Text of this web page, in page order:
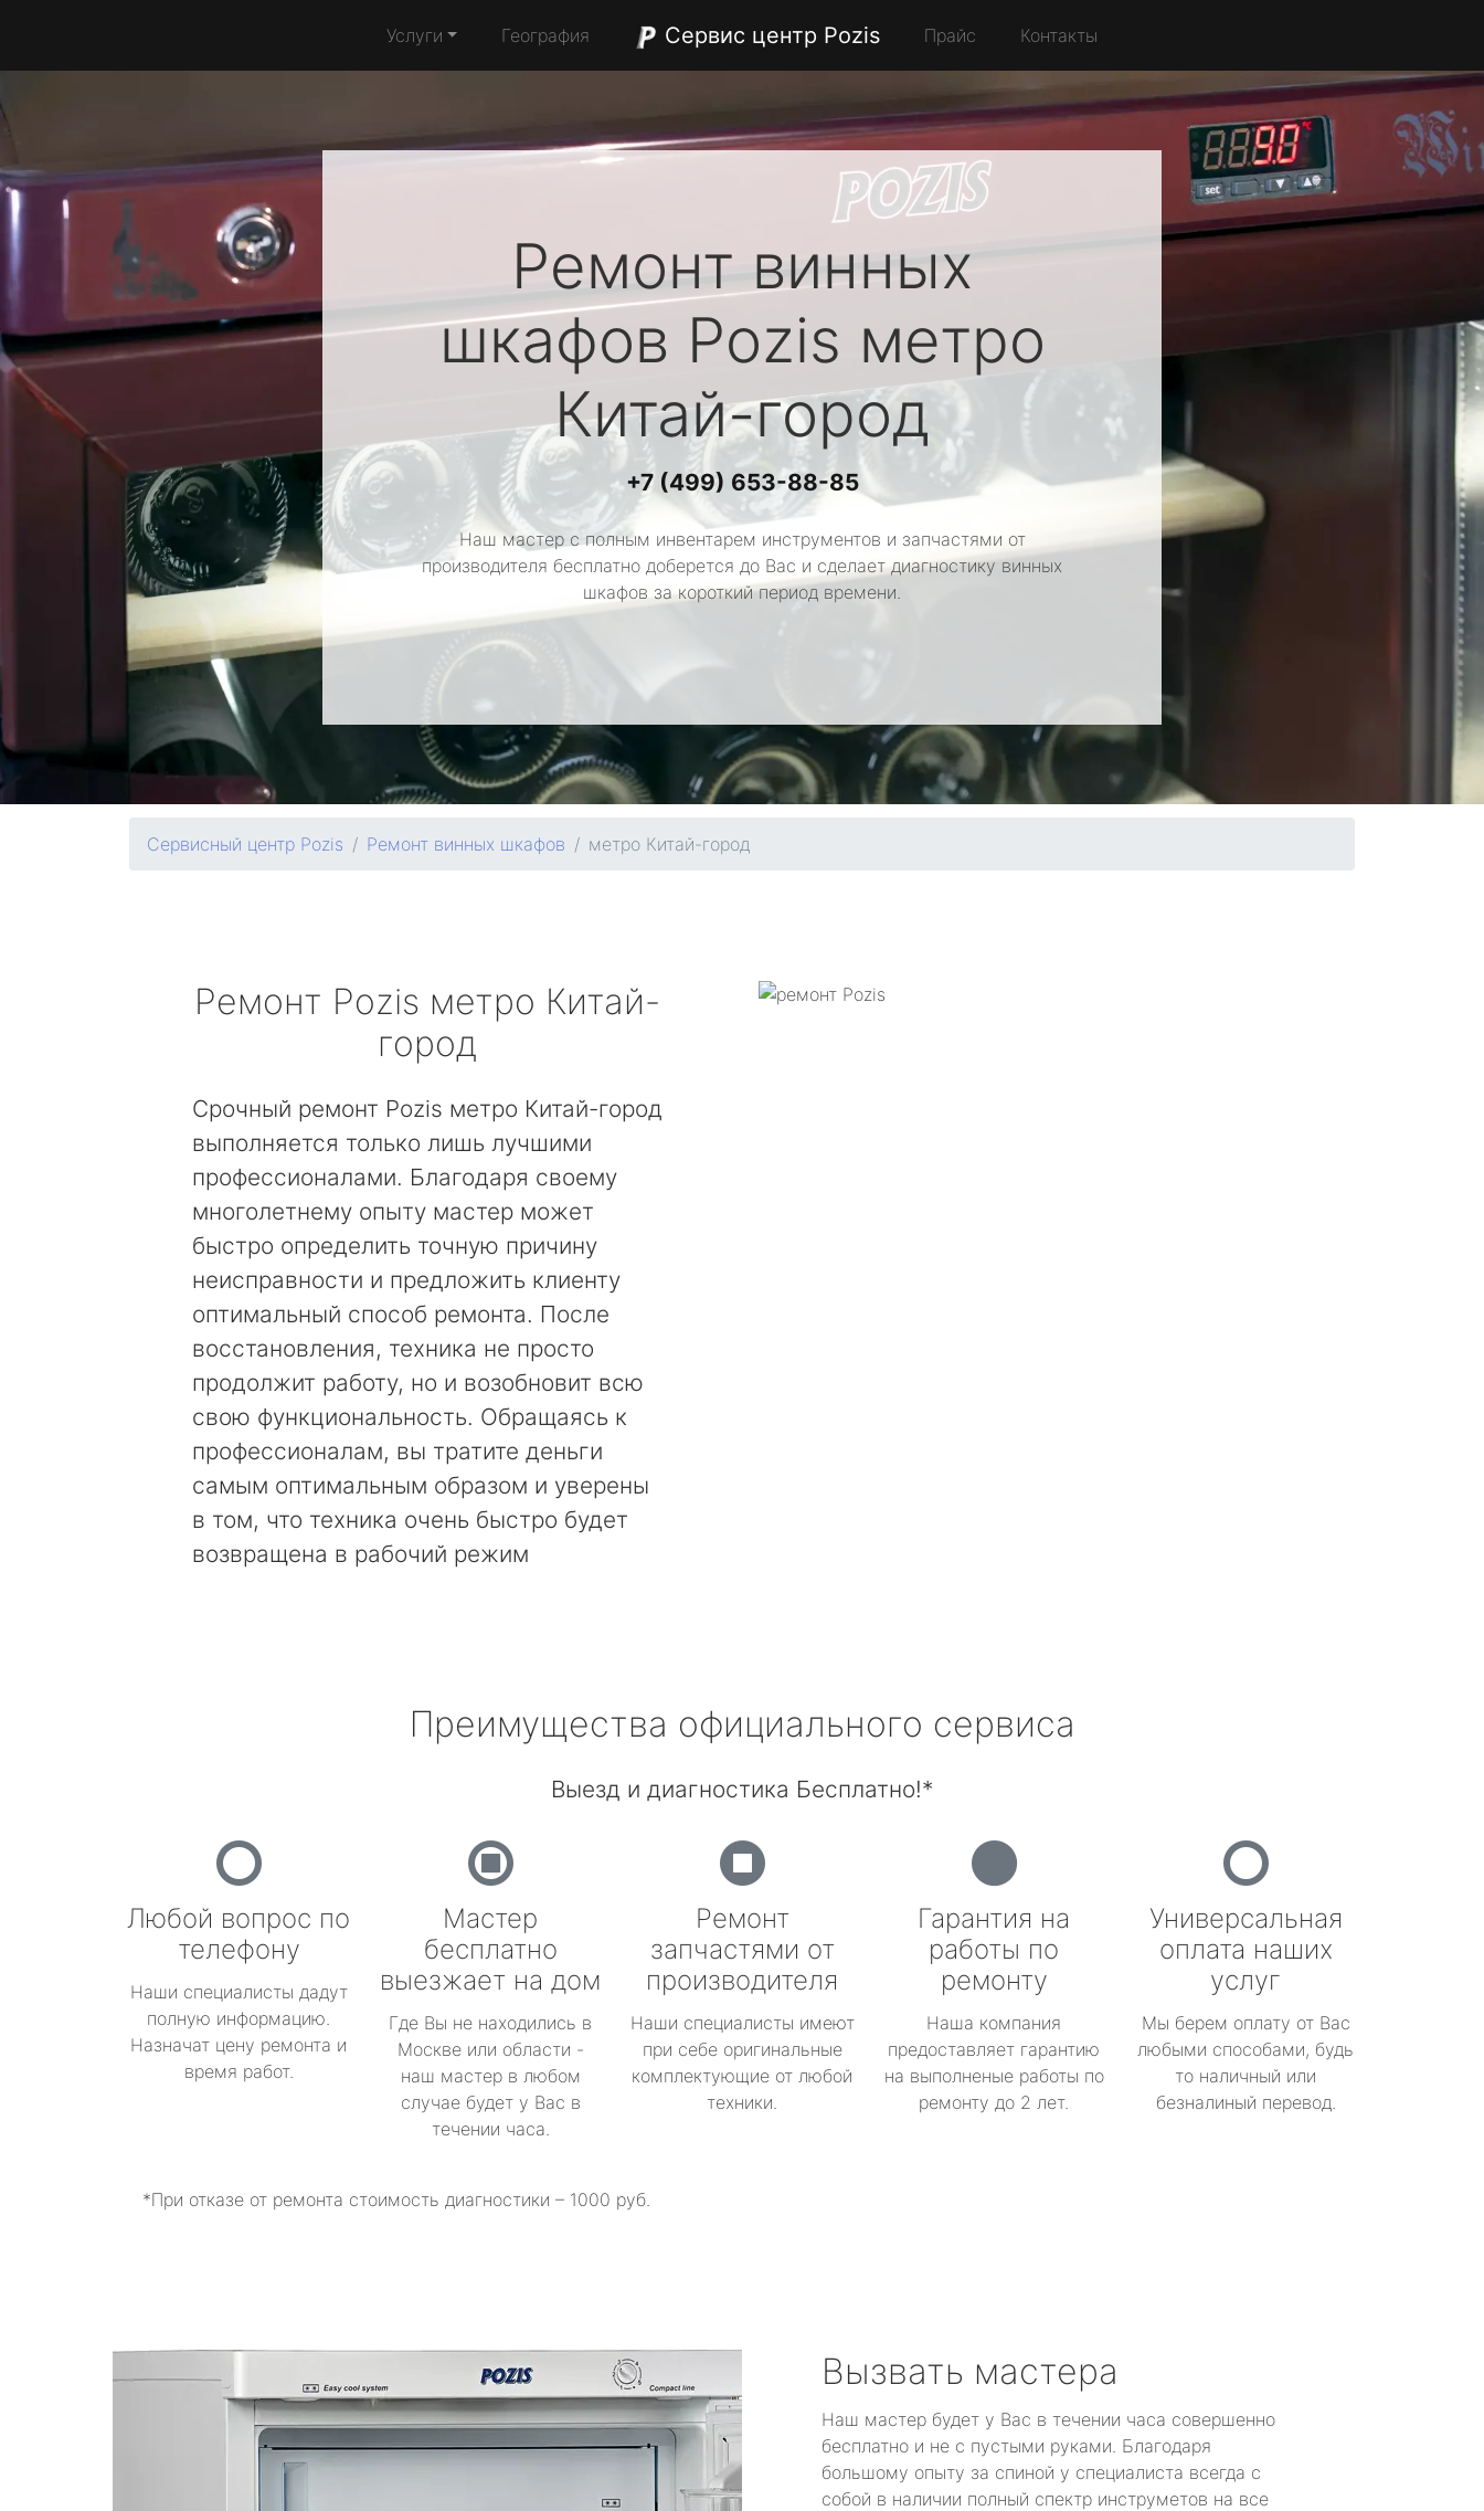
Услуги География Сервис центр Pozis Прайс Контакты
Ремонт винных
шкафов Pozis метро
Китай-город
+7 (499) 653-88-85
Наш мастер с полным инвентарем инструментов и запчастями от
производителя бесплатно доберется до Вас и сделает диагностику винных
шкафов за короткий период времени.
Сервисный центр Pozis Ремонт винных шкафов метро Китай-город
Ремонт Pozis метро Китай-
город
Срочный ремонт Pozis метро Китай-город
выполняется только лишь лучшими
профессионалами. Благодаря своему
многолетнему опыту мастер может
быстро определить точную причину
неисправности и предложить клиенту
оптимальный способ ремонта. После
восстановления, техника не просто
продолжит работу, но и возобновит всю
свою функциональность. Обращаясь к
профессионалам, вы тратите деньги
самым оптимальным образом и уверены
в том, что техника очень быстро будет
возвращена в рабочий режим
Преимущества официального сервиса
Выезд и диагностика Бесплатно!*
Любой вопрос по
телефону
Наши специалисты дадут
полную информацию.
Назначат цену ремонта и
время работ.
Мастер
бесплатно
выезжает на дом
Где Вы не находились в
Москве или области -
наш мастер в любом
случае будет у Вас в
течении часа.
Ремонт
запчастями от
производителя
Наши специалисты имеют
при себе оригинальные
комплектующие от любой
техники.
Гарантия на
работы по
ремонту
Наша компания
предоставляет гарантию
на выполненые работы по
ремонту до 2 лет.
Универсальная
оплата наших
услуг
Мы берем оплату от Вас
любыми способами, будь
то наличный или
безналиный перевод.
*При отказе от ремонта стоимость диагностики – 1000 руб.
Вызвать мастера
Наш мастер будет у Вас в течении часа совершенно
бесплатно и не с пустыми руками. Благодаря
большому опыту за спиной у специалиста всегда с
собой в наличии полный спектр инструметов на все